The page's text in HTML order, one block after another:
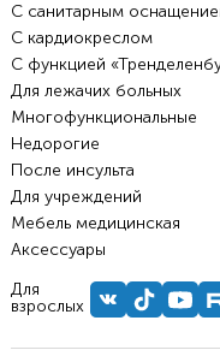
С санитарным
С кардиокреслом
С функцией
Для лежачих больных
Многофункциональные
Недорогие
После инсульта
Для учреждений
Мебель медицинская
Аксессуары
Для
взрослых